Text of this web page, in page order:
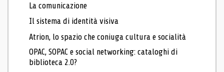
La comunicazione
Il sistema di identità visiva
Atrion, lo spazio che coniuga cultura e socialità
OPAC, SOPAC e social networking: cataloghi di
biblioteca 2.0?